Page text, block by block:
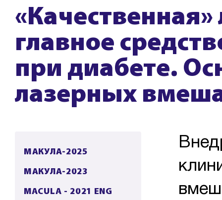
главное
при диабете.
лазерных
МАКУЛА-2025
МАКУЛА-2023
MACULA - 2021 ENG